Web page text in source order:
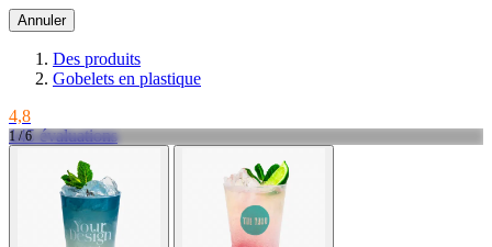
Annuler
Des produits
Gobelets en plastique
4,8
145 évaluations
1 / 6